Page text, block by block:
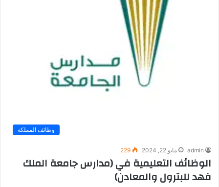
وظائف المملكة
admin مايو 22, 2024 229
الوظائف التعليمية في (مدارس جامعة الملك
فهد للبترول والمعادن)